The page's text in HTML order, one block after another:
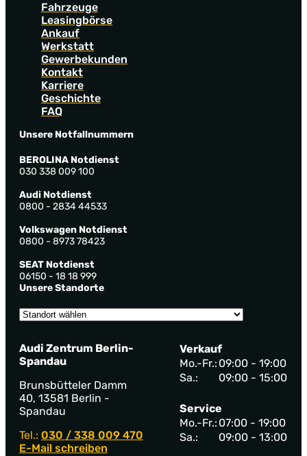
Fahrzeuge
Leasingbörse
Ankauf
Werkstatt
Gewerbekunden
Kontakt
Karriere
Geschichte
FAQ
Unsere Notfallnummern
BEROLINA Notdienst
030 338 009 100
Audi Notdienst
0800 - 2834 44533
Volkswagen Notdienst
0800 - 8973 78423
SEAT Notdienst
06150 - 18 18 999
Unsere Standorte
Audi Zentrum Berlin-
Spandau
Brunsbütteler Damm
40, 13581 Berlin -
Spandau
Tel.: 030 / 338 009 470
E-Mail schreiben
Verkauf
Mo.-Fr.: 09:00 - 19:00
Sa.:
09:00 - 15:00
Service
Mo.-Fr.: 07:00 - 19:00
Sa.:
09:00 - 13:00